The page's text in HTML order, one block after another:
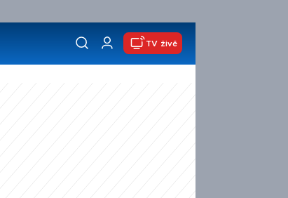
TV živě